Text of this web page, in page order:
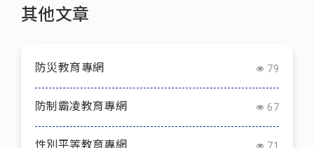
其他文章
防災教育專網 79
防制霸凌教育專網 67
性別平等教育專網 71